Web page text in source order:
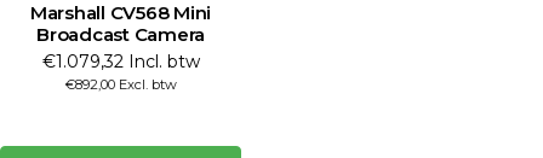
Marshall CV568 Mini
Broadcast Camera
€1.079,32 Incl. btw
€892,00 Excl. btw